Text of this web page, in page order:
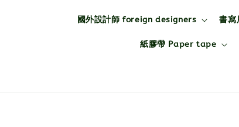
國外設計師 foreign designers 書
紙膠帶 Paper tape